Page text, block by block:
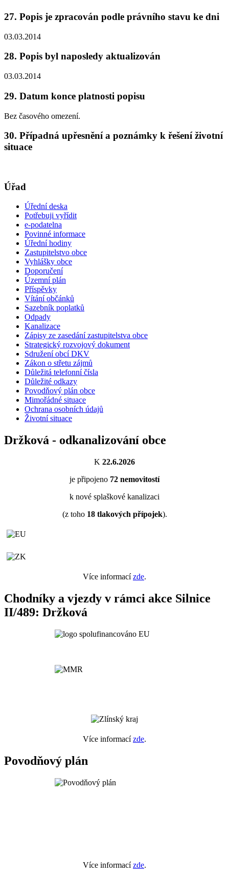
27. Popis je zpracován podle právního stavu ke dni
03.03.2014
28. Popis byl naposledy aktualizován
03.03.2014
29. Datum konce platnosti popisu
Bez časového omezení.
30. Případná upřesnění a poznámky k řešení životní
situace
Úřad
Úřední deska
Potřebuji vyřídit
e-podatelna
Povinné informace
Úřední hodiny
Zastupitelstvo obce
Vyhlášky obce
Doporučení
Územní plán
Příspěvky
Vítání občánků
Sazebník poplatků
Odpady
Kanalizace
Zápisy ze zasedání zastupitelstva obce
Strategický rozvojový dokument
Sdružení obcí DKV
Zákon o střetu zájmů
Důležitá telefonní čísla
Důležité odkazy
Povodňový plán obce
Mimořádné situace
Ochrana osobních údajů
Životní situace
Držková - odkanalizování obce
K 22.6.2026
je připojeno 72 nemovitostí
k nové splaškové kanalizaci
(z toho 18tlakových přípojek).
Více informacízde.
Chodníky a vjezdy v rámci akce Silnice
II/489: Držková
Více informacízde.
Povodňový plán
Více informacízde.